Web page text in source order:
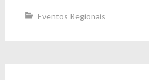
Eventos Regionais